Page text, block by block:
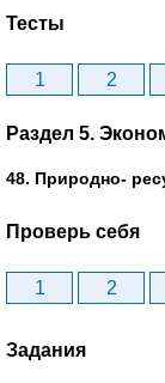
Тесты
1 2
Раздел 5.
48. Природно-
Проверь себя
1 2
Задания